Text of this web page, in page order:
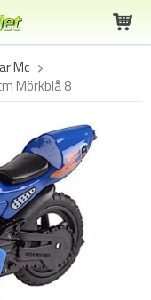
Mc
Mörkblå 8